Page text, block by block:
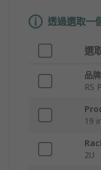
透過選取一
選
品牌
RS
19
2U